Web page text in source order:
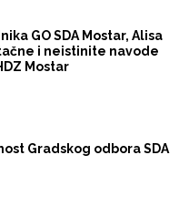
GO SDA Mostar, Alisa
i neistinite navode
Mostar
Gradskog odbora SDA